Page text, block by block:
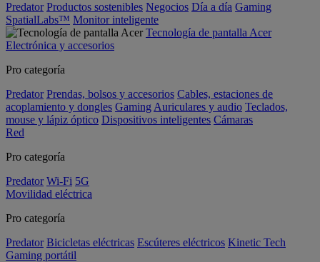
Predator Productos sostenibles Negocios Día a día Gaming
SpatialLabs™ Monitor inteligente
Tecnología de pantalla Acer
Electrónica y accesorios
Pro categoría
Predator Prendas, bolsos y accesorios Cables, estaciones de
acoplamiento y dongles Gaming Auriculares y audio Teclados,
mouse y lápiz óptico Dispositivos inteligentes Cámaras
Red
Pro categoría
Predator Wi-Fi 5G
Movilidad eléctrica
Pro categoría
Predator Bicicletas eléctricas Escúteres eléctricos Kinetic Tech
Gaming portátil